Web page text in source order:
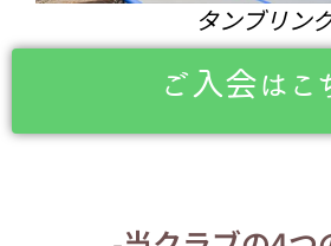
タンブリン
ご入会はこ